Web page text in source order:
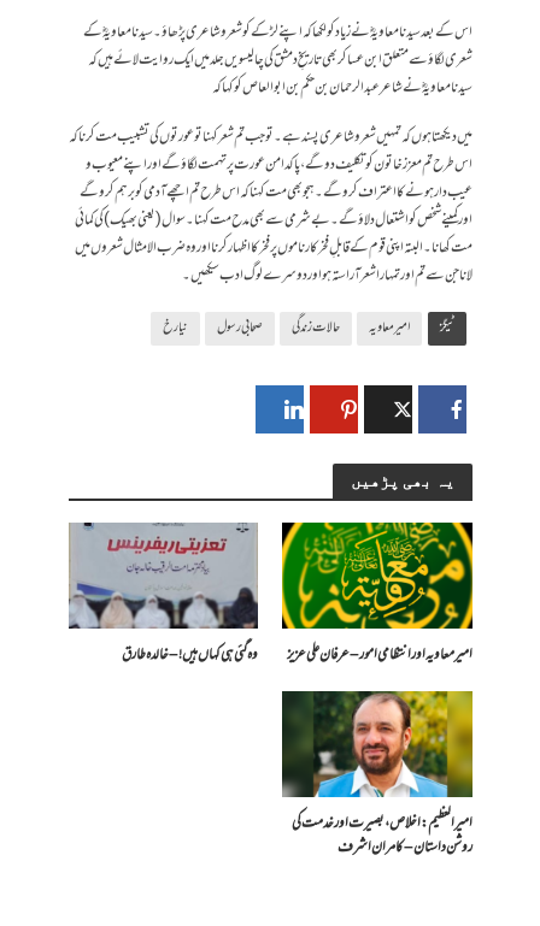
اس کے بعد سیدنا معاویہؓ نے زیاد کو لکھا کہ اپنے لڑکے کو شعروشاعری پڑھاؤ۔ سیدنا معاویہؓ کے
شعری لگاؤ سے متعلق ابن عساکر بھی تاریخِ دمشق کی چالیسویں جلد میں ایک روایت لائے ہیں کہ
سیدنا معاویہؓ نے شاعر عبدالرحمان بن حکم بن ابوالعاص کو کہا کہ
میں دیکھتا ہوں کہ تمہیں شعرو شاعری پسند ہے۔ تو جب تم شعر کہنا تو عورتوں کی تشبیب مت کرنا کہ
اس طرح تم معزز خاتون کو تکلیف دو گے، پاکدامن عورت پر تہمت لگاؤگے اور اپنے معیوب و
عیب دار ہونے کا اعتراف کروگے۔ ہجو بھی مت کہنا کہ اس طرح تم اچھے آدمی کو برہم کروگے
اور کمینے شخص کو اشتعال دلاؤگے۔ بے شرمی سے بھی مدح مت کہنا۔ سوال (یعنی بھیک) کی کمائی
مت کھانا۔ البتہ اپنی قوم کے قابلِ فخر کارناموں پر فخر کا اظہار کرنا اور وہ ضرب الامثال شعروں میں
لانا جن سے تم اور تمہارا شعر آراستہ ہو اور دوسرے لوگ ادب سیکھیں۔
ٹیگز امیر معاویہ حالات زندگی صحابی رسول نیا رخ
یہ بھی پڑھیں
امیر معاویہ اور انتظامی امور – عرفان علی عزیز وہ گئی ہی کہاں ہیں! – خالدہ طارق
امیر العظیم: اخلاص، بصیرت اور خدمت کی
روشن داستان – کامران اشرف